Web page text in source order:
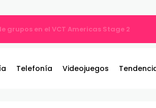
qué tu música suena diferente?
Telefonía Videojuegos